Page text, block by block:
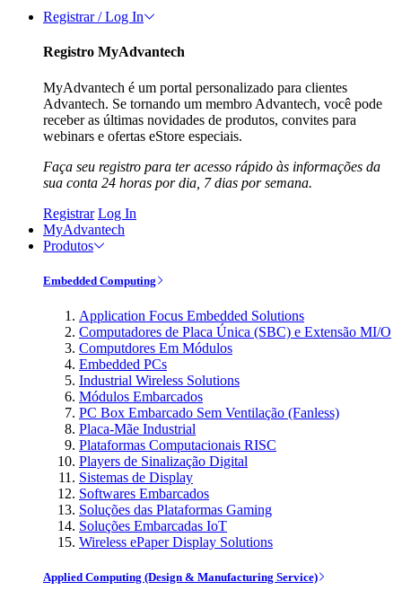
Registrar / Log In
Registro MyAdvantech
MyAdvantech é um portal personalizado para clientes
Advantech. Se tornando um membro Advantech, você pode
receber as últimas novidades de produtos, convites para
webinars e ofertas eStore especiais.
Faça seu registro para ter acesso rápido às informações da
sua conta 24 horas por dia, 7 dias por semana.
Registrar Log In
MyAdvantech
Produtos
Embedded Computing
Application Focus Embedded Solutions
Computadores de Placa Única (SBC) e Extensão MI/O
Computdores Em Módulos
Embedded PCs
Industrial Wireless Solutions
Módulos Embarcados
PC Box Embarcado Sem Ventilação (Fanless)
Placa-Mãe Industrial
Plataformas Computacionais RISC
Players de Sinalização Digital
Sistemas de Display
Softwares Embarcados
Soluções das Plataformas Gaming
Soluções Embarcadas IoT
Wireless ePaper Display Solutions
Applied Computing (Design & Manufacturing Service)